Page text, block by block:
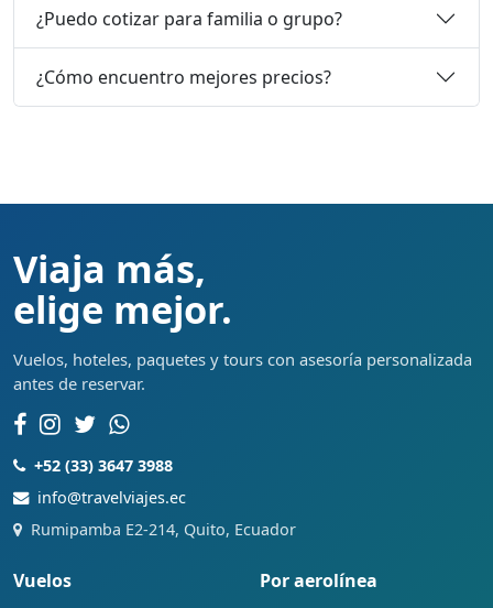
¿Puedo cotizar para familia o grupo?
¿Cómo encuentro mejores precios?
Viaja más,
elige mejor.
Vuelos, hoteles, paquetes y tours con asesoría personalizada
antes de reservar.
+52 (33) 3647 3988
info@travelviajes.ec
Rumipamba E2-214, Quito, Ecuador
Vuelos Por aerolínea